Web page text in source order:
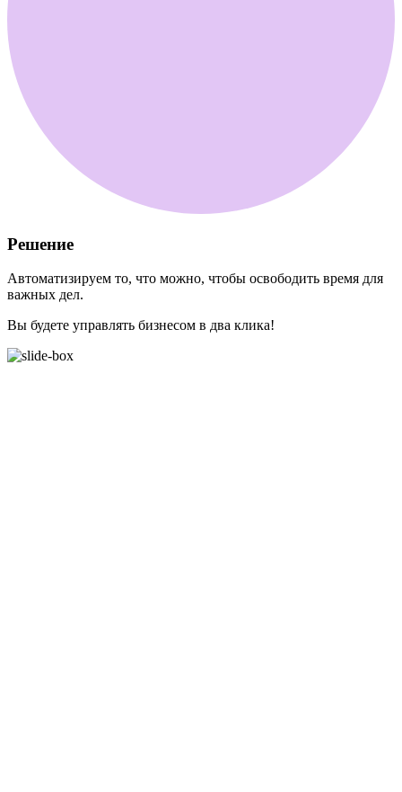
Решение
Автоматизируем то, что можно, чтобы освободить время для
важных дел.
Вы будете управлять бизнесом в два клика!